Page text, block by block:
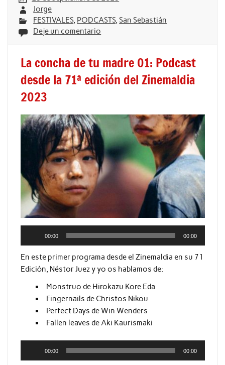
Jorge
FESTIVALES, PODCASTS,San Sebastián
Deje un comentario
La concha de tu madre 01: Podcast
desde la 71ª edición del Zinemaldia
2023
audio
00:00 00:00
En este primer programa desde el Zinemaldia en su 71
Edición, Néstor Juez y yo os hablamos de:
Monstruo de Hirokazu Kore Eda
Fingernails de Christos Nikou
Perfect Days de Win Wenders
Fallen leaves de Aki Kaurismaki
00:00 00:00